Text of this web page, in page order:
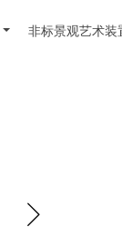
非标景观艺术装